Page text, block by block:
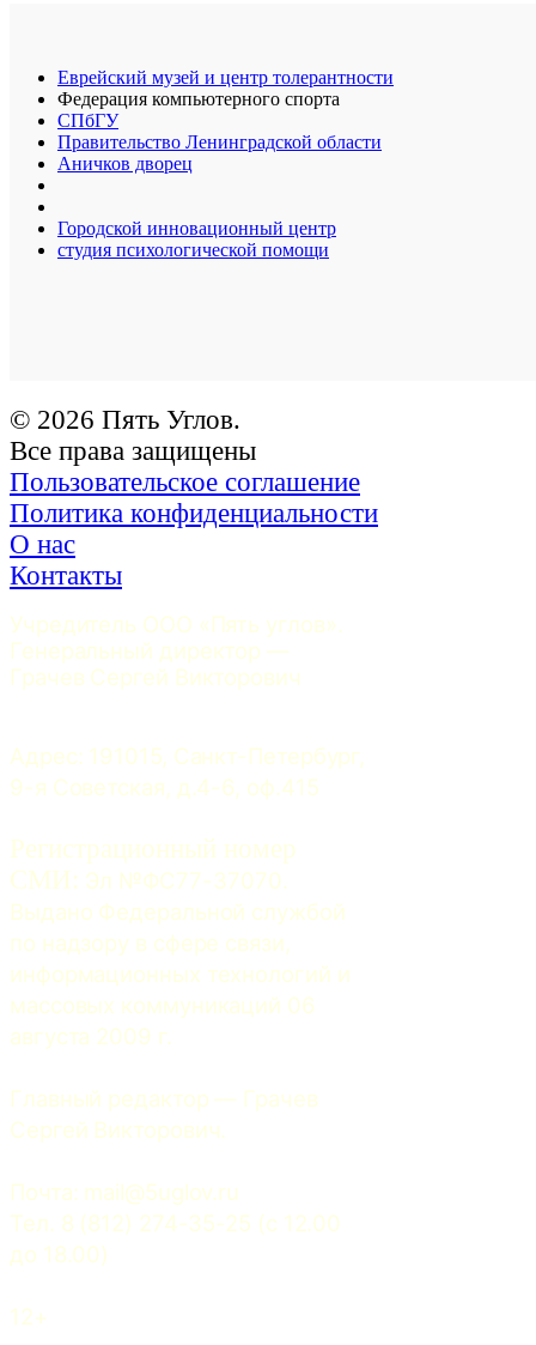
Еврейский музей и центр толерантности
Федерация компьютерного спорта
СПбГУ
Правительство Ленинградской области
Аничков дворец
Городской инновационный центр
студия психологической помощи
© 2026 Пять Углов.
Все права защищены
Пользовательское соглашение
Политика конфиденциальности
О нас
Контакты
Учредитель ООО «Пять углов».
Генеральный директор —
Грачев Сергей Викторович
Адрес: 191015, Санкт-Петербург,
9-я Советская, д.4-6, оф.415
Регистрационный номер
СМИ: Эл №ФС77-37070.
Выдано Федеральной службой
по надзору в сфере связи,
информационных технологий и
массовых коммуникаций 06
августа 2009 г.
Главный редактор — Грачев
Сергей Викторович.
Почта: mail@5uglov.ru
Тел. 8 (812) 274-35-25 (c 12.00
до 18.00)
12+